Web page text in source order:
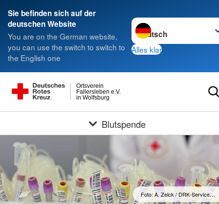
Sie befinden sich auf der
deutschen Website
You are on the German website,
you can use the switch to switch to
the English one
Sprache wechseln zu
Alles klar
in Wolfsburg
Fallersleben e.V.
Ortsverein
Blutspende
Foto: A. Zelck / DRK-Service…